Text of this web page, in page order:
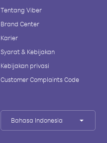
Tentang Viber
Brand Center
Karier
Syarat & Kebijakan
Kebijakan privasi
Customer Complaints Code
Bahasa Indonesia